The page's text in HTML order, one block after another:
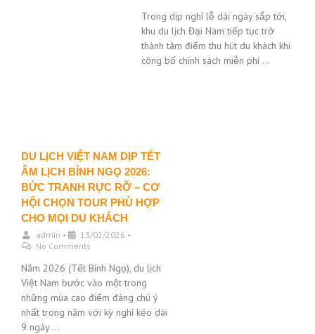
Trong dịp nghỉ lễ dài ngày sắp tới,
khu du lịch Đại Nam tiếp tục trở
thành tâm điểm thu hút du khách khi
công bố chính sách miễn phí …
DU LỊCH VIỆT NAM DỊP TẾT
ÂM LỊCH BÍNH NGỌ 2026:
BỨC TRANH RỰC RỠ – CƠ
HỘI CHỌN TOUR PHÙ HỢP
CHO MỌI DU KHÁCH
admin • 13/02/2026 •
No Comments
Năm 2026 (Tết Bính Ngọ), du lịch
Việt Nam bước vào một trong
những mùa cao điểm đáng chú ý
nhất trong năm với kỳ nghỉ kéo dài
9 ngày …